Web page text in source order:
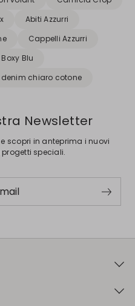
Abiti Azzurri
Cappelli Azzurri
Blu
chiaro cotone
Newsletter
scopri in anteprima i nuovi
progetti speciali.